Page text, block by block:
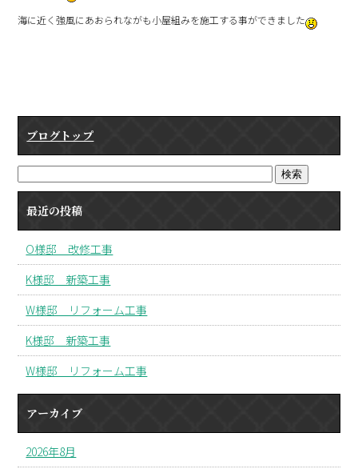
海に近く強風にあおられながも小屋組みを施工する事ができました
ブログトップ
最近の投稿
O様邸 改修工事
K様邸 新築工事
W様邸 リフォーム工事
K様邸 新築工事
W様邸 リフォーム工事
アーカイブ
2026年8月